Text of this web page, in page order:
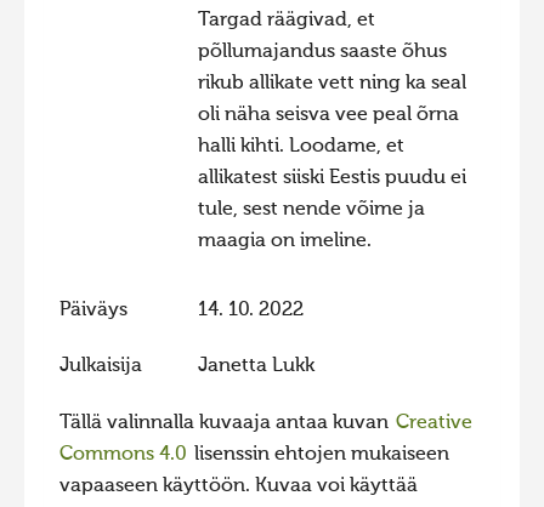
Targad räägivad, et
põllumajandus saaste õhus
rikub allikate vett ning ka seal
oli näha seisva vee peal õrna
halli kihti. Loodame, et
allikatest siiski Eestis puudu ei
tule, sest nende võime ja
maagia on imeline.
Päiväys 14. 10. 2022
Julkaisija Janetta Lukk
Tällä valinnalla kuvaaja antaa kuvan Creative
Commons 4.0 lisenssin ehtojen mukaiseen
vapaaseen käyttöön. Kuvaa voi käyttää